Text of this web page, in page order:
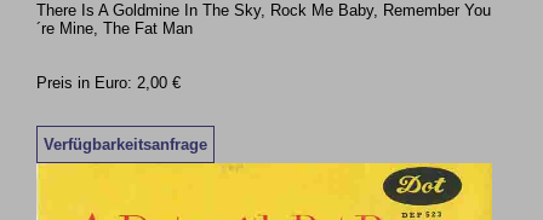
There Is A Goldmine In The Sky, Rock Me Baby, Remember You
´re Mine, The Fat Man
Preis in Euro: 2,00 €
Verfügbarkeitsanfrage